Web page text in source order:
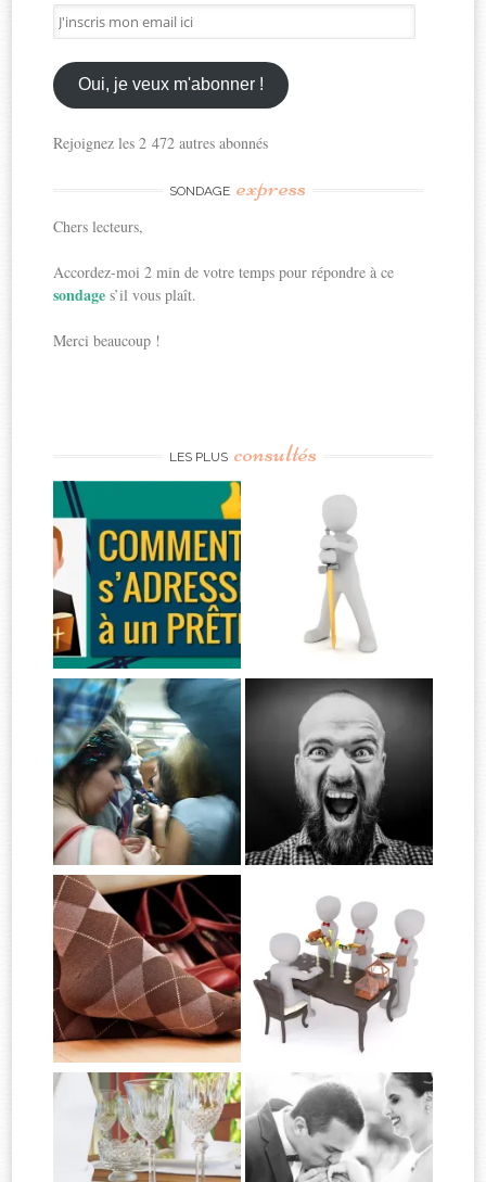
J'inscris
mon
email
ici
Oui, je veux m'abonner !
Rejoignez les 2 472 autres abonnés
SONDAGE express
Chers lecteurs,
Accordez-moi 2 min de votre temps pour répondre à ce
sondages’il vous plaît.
Merci beaucoup !
LES PLUS consultés